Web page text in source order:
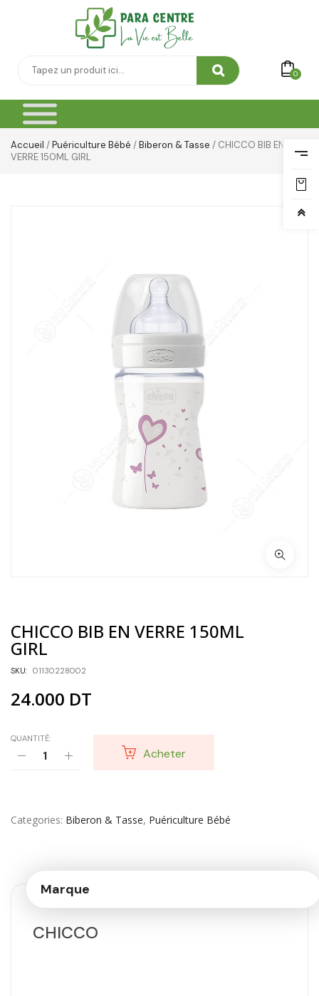
0
Accueil /Puériculture Bébé /Biberon & Tasse / CHICCO BIB EN
VERRE 150ML GIRL
CHICCO BIB EN VERRE 150ML
GIRL
SKU: 01130228002
24.000 DT
QUANTITÉ:
Acheter
Categories Biberon & Tasse, Puériculture Bébé
Marque
CHICCO